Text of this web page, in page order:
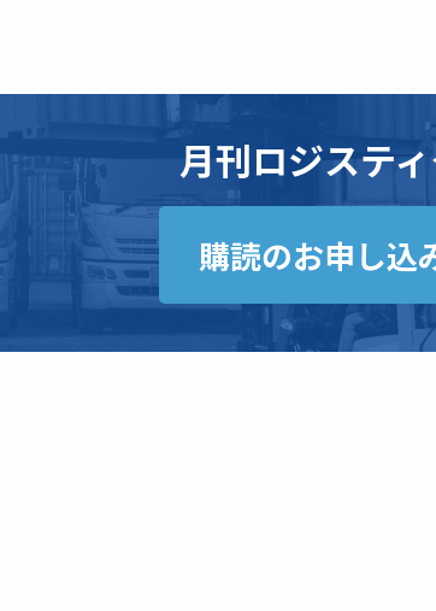
月刊ロジステ
購読のお申し込